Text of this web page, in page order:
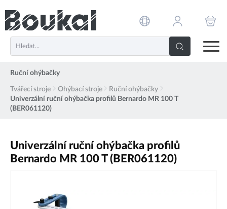
Ruční ohýbačky
Tvářecí stroje Ohýbací stroje
Ruční ohýbačky
Univerzální ruční ohýbačka profilů Bernardo MR 100 T
(BER061120)
Univerzální ruční ohýbačka profilů
Bernardo MR 100 T (BER061120)